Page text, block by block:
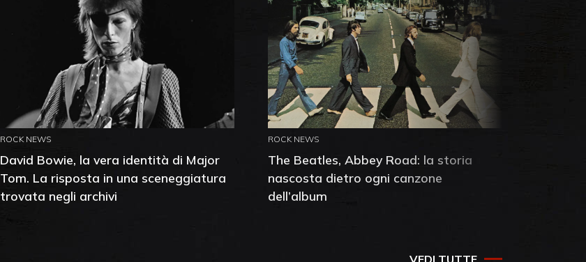
ROCK NEWS
David Bowie, la vera identità di Major
Tom. La risposta in una sceneggiatura
trovata negli archivi
ROCK NEWS
The Beatles, Abbey Road: la storia
nascosta dietro ogni canzone
dell’album
VEDI TUTTE